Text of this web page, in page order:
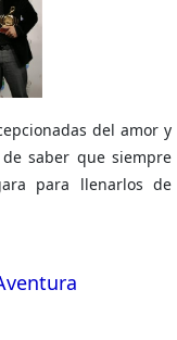
del amor y
saber que siempre
para llenarlos de